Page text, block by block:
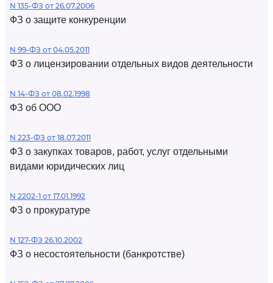
N 135-ФЗ от 26.07.2006
ФЗ о защите конкуренции
N 99-ФЗ от 04.05.2011
ФЗ о лицензировании отдельных видов деятельности
N 14-ФЗ от 08.02.1998
ФЗ об ООО
N 223-ФЗ от 18.07.2011
ФЗ о закупках товаров, работ, услуг отдельными
видами юридических лиц
N 2202-1 от 17.01.1992
ФЗ о прокуратуре
N 127-ФЗ 26.10.2002
ФЗ о несостоятельности (банкротстве)